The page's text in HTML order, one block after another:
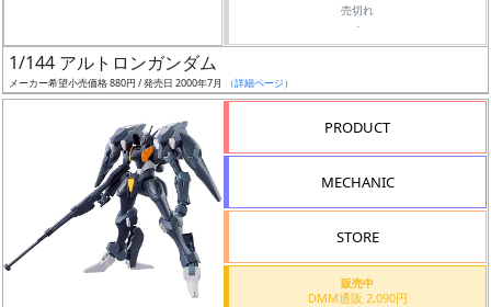
ル
売切れ
-
1/144 アルトロンガンダム
メーカー希望小売価格 880円 / 発売日 2000年7月 （詳細ページ）
PRODUCT
MECHANIC
STORE
販売中
DMM通販 2,090円